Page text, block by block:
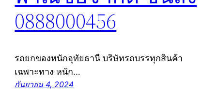
0888000456
รถยกของหนักอุทัยธานี บริษัทรถบรรทุกสินค้า
เฉพาะทาง หนัก…
กันยายน 4, 2024